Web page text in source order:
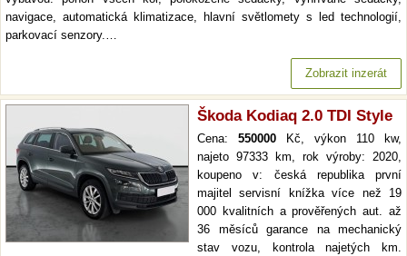
navigace, automatická klimatizace, hlavní světlomety s led technologií,
parkovací senzory.…
Zobrazit inzerát
Škoda Kodiaq 2.0 TDI Style
Cena: 550000 Kč, výkon 110 kw,
najeto 97333 km, rok výroby: 2020,
koupeno v: česká republika první
majitel servisní knížka více než 19
000 kvalitních a prověřených aut. až
36 měsíců garance na mechanický
stav vozu, kontrola najetých km.